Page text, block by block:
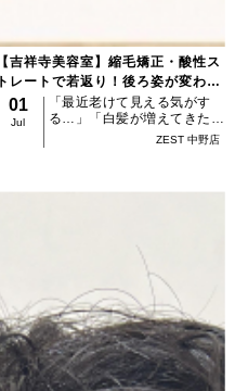
【吉祥寺美容室】縮毛矯正・酸性ス
トレートで若返り！後ろ姿が変わる
と見た目年齢も変わる？
01
Jul
「最近老けて見える気がす
る…」「白髪が増えてきた」
「髪のうねりや広がりが気に
ZEST 中野店